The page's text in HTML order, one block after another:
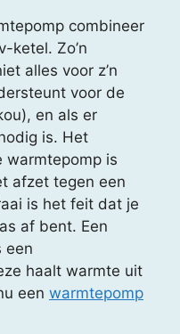
combineer
ketel. Zo’n
alles voor z’n
voor de
en als er
is. Het
warmtepomp is
afzet tegen een
is het feit dat je
af bent. Een
een
haalt warmte uit
een warmtepomp